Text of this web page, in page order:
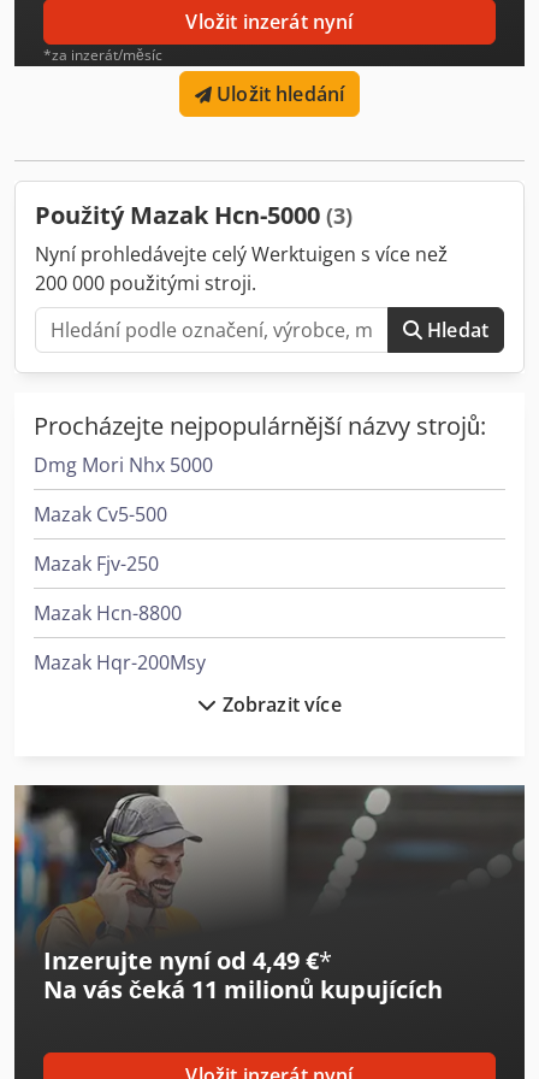
PODROBNOSTI O STROJI Počet motohodin: 80 452 h
Pracovní doba vřetena: 18 203 h Celková spotřeba energie:
65,7 kVA Hmotnost: 11,6 t Přívod chladicí kapaliny přes
vřeteno: 15 barů Objem nádrže: 510 l VYBAVENÍ - Vybavení
- Dopravník třísek - Signální lampa - Vysokotlaké čerpadlo -
vřetena
Vložit inzerát nyní
*za inzerát/měsíc
Uložit hledání
Použitý Mazak Hcn-5000 (3)
Nyní prohledávejte celý Werktuigen s více než
200 000 použitými stroji.
Hledat
Procházejte nejpopulárnější názvy strojů:
Dmg Mori Nhx 5000
Mazak Cv5-500
Mazak Fjv-250
Mazak Hcn-8800
Mazak Hqr-200Msy
Mazak Hqr-250Msy
Mazak Integrex I-200S
Mazak Integrex I-200St
Mazak Integrex I-250H
Mazak Integrex J-200
Mazak Mtv-515/40
Mazak Mtv-655/60
Zobrazit více
Inzerujte nyní od 4,49 €*
Na vás čeká 11 milionů kupujících